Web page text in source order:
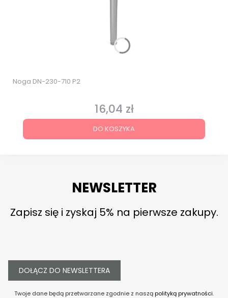
Noga DN-230-710 P2
Cena
16,04 zł
DO KOSZYKA
NEWSLETTER
Zapisz się i zyskaj 5% na pierwsze zakupy.
DOŁĄCZ DO NEWSLETTERA
Twoje dane będą przetwarzane zgodnie z naszą polityką prywatności.